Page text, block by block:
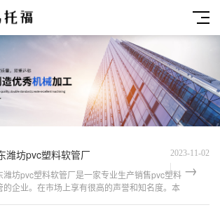
潍坊pvc塑料软管厂 2023-11-02
潍坊pvc塑料软管厂是一家专业生产销售pvc塑料
的企业。在市场上享有很高的声誉和知名度。本